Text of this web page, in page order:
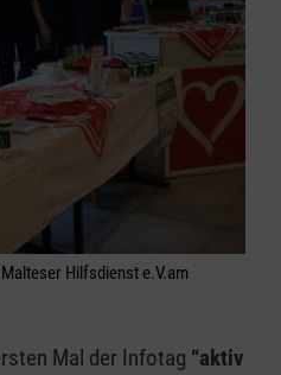
Hilfsdienst e.V.am
Mal der Infotag “aktiv